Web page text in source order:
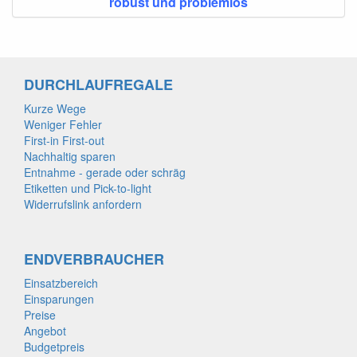
DURCHLAUFREGALE
Kurze Wege
Weniger Fehler
First-in First-out
Nachhaltig sparen
Entnahme - gerade oder schräg
Etiketten und Pick-to-light
Widerrufslink anfordern
ENDVERBRAUCHER
Einsatzbereich
Einsparungen
Preise
Angebot
Budgetpreis